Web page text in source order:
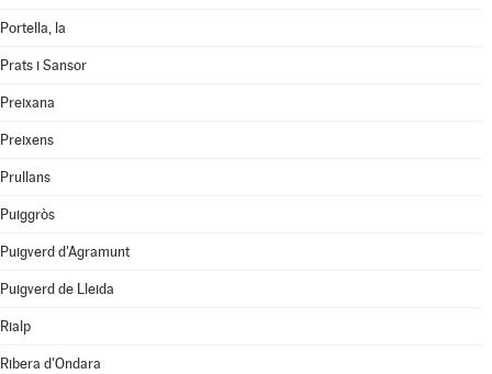
Portella, la
Prats i Sansor
Preixana
Preixens
Prullans
Puiggròs
Puigverd d'Agramunt
Puigverd de Lleida
Rialp
Ribera d'Ondara